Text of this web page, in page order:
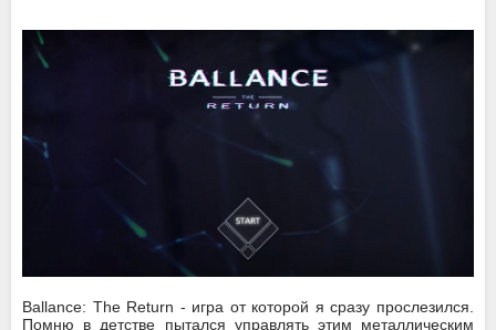
Ballance: The Return - игра от которой я сразу прослезился.
Помню в детстве пытался управлять этим металлическим